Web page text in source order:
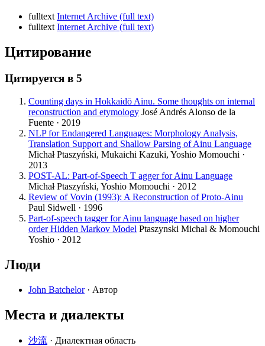
fulltext Internet Archive (full text)
fulltext Internet Archive (full text)
Цитирование
Цитируется в 5
Counting days in Hokkaidō Ainu. Some thoughts on internal
reconstruction and etymology José Andrés Alonso de la
Fuente · 2019
NLP for Endangered Languages: Morphology Analysis,
Translation Support and Shallow Parsing of Ainu Language
Michał Ptaszyński, Mukaichi Kazuki, Yoshio Momouchi ·
2013
POST-AL: Part-of-Speech T agger for Ainu Language
Michał Ptaszyński, Yoshio Momouchi · 2012
Review of Vovin (1993): A Reconstruction of Proto-Ainu
Paul Sidwell · 1996
Part-of-speech tagger for Ainu language based on higher
order Hidden Markov Model Ptaszynski Michal & Momouchi
Yoshio · 2012
Люди
John Batchelor · Автор
Места и диалекты
沙流 · Диалектная область